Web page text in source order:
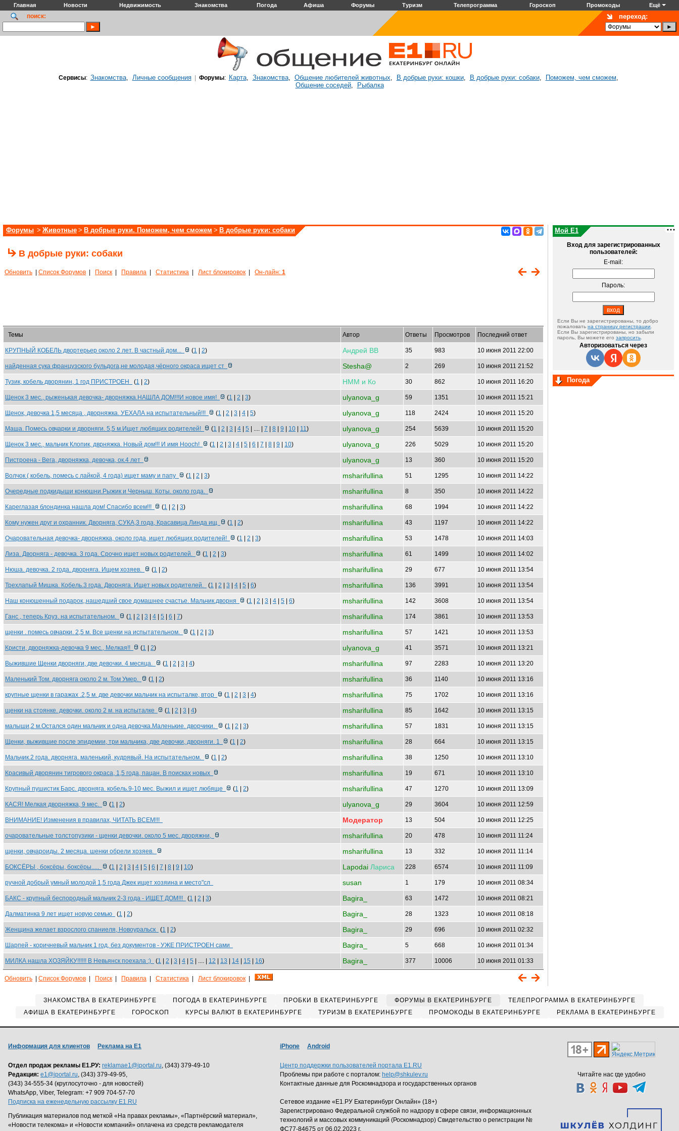
Главная Новости Недвижимость Знакомства Погода Афиша Форумы Туризм Телепрограмма Гороскоп Промокоды Ещё
поиск: переход:
Сервисы: Знакомства, Личные сообщения| Форумы: Карта, Знакомства, Общение любителей животных, В добрые руки: кошки, В добрые руки: собаки, Поможем, чем сможем,
Общение соседей, Рыбалка
Форумы > Животные > В добрые руки. Поможем, чем сможем > В добрые руки: собаки
В добрые руки: собаки
Обновить Список Форумов Поиск Правила Статистика Лист блокировок Он-лайн: 1
Темы Автор Ответы Просмотров Последний ответ
КРУПНЫЙ КОБЕЛЬ двортерьер около 2 лет. В частный дом... (1 2) Андрей ВВ 35 983 10 июня 2011 22:00
найденная сука французского бульдога,не молодая,чёрного окраса ищет ст Stesha@ 2 269 10 июня 2011 21:52
Тузик, кобель дворянин, 1 год ПРИСТРОЕН (1 2) НММ и Ко 30 862 10 июня 2011 16:20
Щенок 3 мес., рыженькая девочка- дворняжка.НАШЛА ДОМ!!!И новое имя! (1 2 3) ulyanova_g 59 1351 10 июня 2011 15:21
Щенок, девочка 1,5 месяца , дворняжка. УЕХАЛА на испытательный!!! (1 2 3 4 5) ulyanova_g 118 2424 10 июня 2011 15:20
Маша. Помесь овчарки и дворняги. 5,5 м.Ищет любящих родителей! (1 2 3 4 5 | .... | 7 8 9 10 11) ulyanova_g 254 5639 10 июня 2011 15:20
Щенок 3 мес., мальчик Клопик, дврняжка. Новый дом!!! И имя Hooch! (1 2 3 4 5 6 7 8 9 10) ulyanova_g 226 5029 10 июня 2011 15:20
Пистроена - Вега, дворняжка, девочка, ок.4 лет ulyanova_g 13 360 10 июня 2011 15:20
Волчок ( кобель, помесь с лайкой, 4 года) ищет маму и папу (1 2 3) msharifullina 51 1295 10 июня 2011 14:22
Очередные подкидыши конюшни.Рыжик и Черныш. Коты. около года. msharifullina 8 350 10 июня 2011 14:22
Кареглазая блондинка нашла дом! Спасибо всем!!! (1 2 3) msharifullina 68 1994 10 июня 2011 14:22
Кому нужен друг и охранник. Дворняга, СУКА,3 года, Красавица Линда ищ (1 2) msharifullina 43 1197 10 июня 2011 14:22
Очаровательная девочка- дворняжка, около года, ищет любящих родителей! (1 2 3) msharifullina 53 1478 10 июня 2011 14:03
Лиза. Дворняга - девочка. 3 года. Срочно ищет новых родителей. (1 2 3) msharifullina 61 1499 10 июня 2011 14:02
Нюша. девочка. 2 года. дворняга. Ищем хозяев. (1 2) msharifullina 29 677 10 июня 2011 13:54
Трехлапый Мишка. Кобель.3 года. Дворняга. Ищет новых родителей. (1 2 3 4 5 6) msharifullina 136 3991 10 июня 2011 13:54
Наш конюшенный подарок,,нашедший свое домашнее счастье. Мальчик.дворня (1 2 3 4 5 6) msharifullina 142 3608 10 июня 2011 13:54
Ганс , теперь Круз. на испытательном. (1 2 3 4 5 6 7) msharifullina 174 3861 10 июня 2011 13:53
щенки . помесь овчарки. 2,5 м. Все щенки на испытательном. (1 2 3) msharifullina 57 1421 10 июня 2011 13:53
Кристи, дворняжка-девочка 9 мес., Мелкая!! (1 2) ulyanova_g 41 3571 10 июня 2011 13:21
Выжившие Щенки дворняги, две девочки. 4 месяца. (1 2 3 4) msharifullina 97 2283 10 июня 2011 13:20
Маленький Том. дворняга около 2 м. Том Умер. (1 2) msharifullina 36 1140 10 июня 2011 13:16
крупные щенки в гаражах .2,5 м. две девочки.мальчик на испыталке, втор (1 2 3 4) msharifullina 75 1702 10 июня 2011 13:16
щенки на стоянке. девочки. около 2 м. на испыталке (1 2 3 4) msharifullina 85 1642 10 июня 2011 13:15
малыши,2 м.Остался один мальчик и одна девочка.Маленькие. дворчики. (1 2 3) msharifullina 57 1831 10 июня 2011 13:15
Щенки, выжившие после эпидемии, три мальчика, две девочки, дворняги. 1 (1 2) msharifullina 28 664 10 июня 2011 13:15
Мальчик.2 года. дворняга. маленький, кудрявый. На испытательном. (1 2) msharifullina 38 1250 10 июня 2011 13:10
Красивый дворянин тигрового окраса, 1,5 года, пацан. В поисках новых msharifullina 19 671 10 июня 2011 13:10
Крупный пушистик Барс. дворняга. кобель.9-10 мес. Выжил и ищет любяще (1 2) msharifullina 47 1270 10 июня 2011 13:09
КАСЯ! Мелкая дворняжка, 9 мес. (1 2) ulyanova_g 29 3604 10 июня 2011 12:59
ВНИМАНИЕ! Изменения в правилах, ЧИТАТЬ ВСЕМ!!! Модератор 13 504 10 июня 2011 12:25
очаровательные толстопузики - щенки девочки. около 5 мес. дворяжни, msharifullina 20 478 10 июня 2011 11:24
щенки, овчароиды. 2 месяца. шенки обрели хозяев. msharifullina 13 332 10 июня 2011 11:14
БОКСЁРЫ , боксёры, боксёры..... (1 2 3 4 5 6 7 8 9 10) Lapodai Лариса 228 6574 10 июня 2011 11:09
ручной добрый умный молодой 1,5 года Джек ищет хозяина и место"сл susan 1 179 10 июня 2011 08:34
БАКС - крупный беспородный мальчик 2-3 года - ИЩЕТ ДОМ!!! (1 2 3) Bagira_ 63 1472 10 июня 2011 08:21
Далматинка 9 лет ищет новую семью (1 2) Bagira_ 28 1323 10 июня 2011 08:18
Женщина желает взрослого спаниеля, Новоуральск (1 2) Bagira_ 29 696 10 июня 2011 02:32
Шарпей - коричневый мальчик 1 год, без документов - УЖЕ ПРИСТРОЕН сами Bagira_ 5 668 10 июня 2011 01:34
МИЛКА нашла ХОЗЯЙКУ!!!!!! В Невьянск поехала :) (1 2 3 4 5 | .... | 12 13 14 15 16) Bagira_ 377 10006 10 июня 2011 01:33
Обновить Список Форумов Поиск Правила Статистика Лист блокировок
Мой E1
Вход для зарегистрированных
пользователей:
E-mail:
Пароль:
Если Вы не зарегистрированы, то добро
пожаловать на страницу регистрации
Если Вы зарегистрированы, но забыли
пароль, Вы можете его запросить
Авторизоваться через
Погода
ЗНАКОМСТВА В ЕКАТЕРИНБУРГЕ ПОГОДА В ЕКАТЕРИНБУРГЕ ПРОБКИ В ЕКАТЕРИНБУРГЕ ФОРУМЫ В ЕКАТЕРИНБУРГЕ
ТЕЛЕПРОГРАММА В ЕКАТЕРИНБУРГЕ
АФИША В ЕКАТЕРИНБУРГЕ
ГОРОСКОП КУРСЫ ВАЛЮТ В ЕКАТЕРИНБУРГЕ ТУРИЗМ В ЕКАТЕРИНБУРГЕ ПРОМОКОДЫ В ЕКАТЕРИНБУРГЕ РЕКЛАМА В ЕКАТЕРИНБУРГЕ
Читайте нас где удобно
Информация для клиентов Реклама на Е1
Отдел продаж рекламы Е1.РУ: reklamae1@iportal.ru, (343) 379-49-10
Редакция: e1@iportal.ru, (343) 379-49-95,
(343) 34-555-34 (круглосуточно - для новостей)
WhatsApp, Viber, Telegram: +7 909 704-57-70
Подписка на еженедельную рассылку E1.RU
Публикация материалов под меткой «На правах рекламы», «Партнёрский материал»,
«Новости телекома» и «Новости компаний» оплачена из средств рекламодателя
iPhone Android
Центр поддержки пользователей портала E1.RU
Проблемы при работе с порталом: help@shkulev.ru
Контактные данные для Роскомнадзора и государственных органов
Сетевое издание «Е1.РУ Екатеринбург Онлайн» (18+)
Зарегистрировано Федеральной службой по надзору в сфере связи, информационных
технологий и массовых коммуникаций (Роскомнадзор) Свидетельство о регистрации №
ФС77-84675 от 06.02.2023 г.